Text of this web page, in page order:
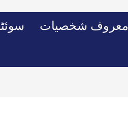
معروف شخصیات